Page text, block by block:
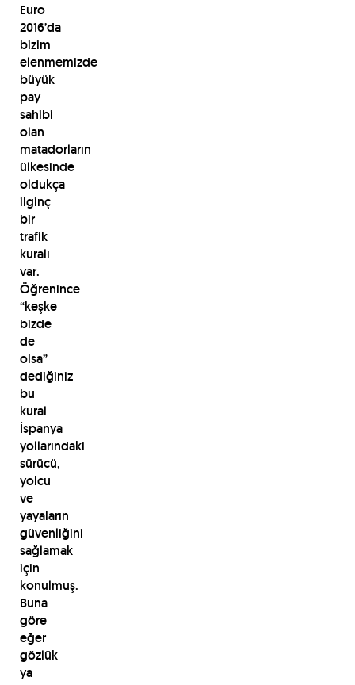
Euro
2016’da
bizim
elenmemizde
büyük
pay
sahibi
olan
matadorların
ülkesinde
oldukça
ilginç
bir
trafik
kuralı
var.
Öğrenince
“keşke
bizde
de
olsa”
dediğiniz
bu
kural
İspanya
yollarındaki
sürücü,
yolcu
ve
yayaların
güvenliğini
sağlamak
için
konulmuş.
Buna
göre
eğer
gözlük
ya